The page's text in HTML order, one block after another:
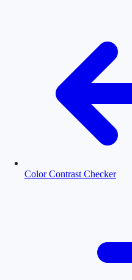
Color Contrast Checker